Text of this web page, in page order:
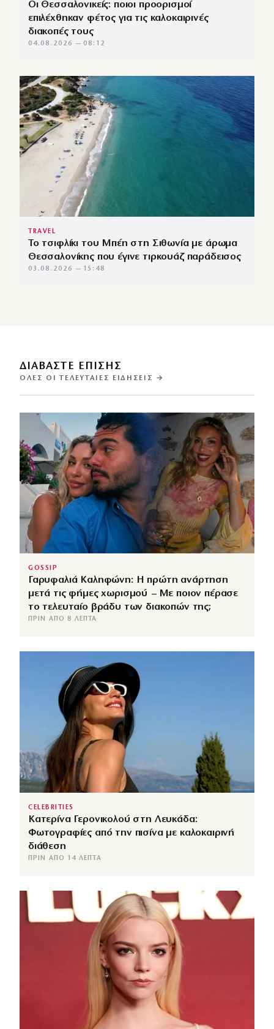
Οι Θεσσαλονικείς: ποιοι προορισμοί
επιλέχθηκαν φέτος για τις καλοκαιρινές
διακοπές τους
04.08.2026 — 08:12
TRAVEL
Το τσιφλίκι του Μπέη στη Σιθωνία με άρωμα
Θεσσαλονίκης που έγινε τιρκουάζ παράδεισος
03.08.2026 — 15:48
ΔΙΑΒΑΣΤΕ ΕΠΙΣΗΣ
ΌΛΕΣ ΟΙ ΤΕΛΕΥΤΑΊΕΣ ΕΙΔΉΣΕΙΣ →
GOSSIP
Γαρυφαλιά Καληφώνη: Η πρώτη ανάρτηση
μετά τις φήμες χωρισμού – Με ποιον πέρασε
το τελευταίο βράδυ των διακοπών της;
ΠΡΙΝ ΑΠΌ 8 ΛΕΠΤΆ
CELEBRITIES
Κατερίνα Γερονικολού στη Λευκάδα:
Φωτογραφίες από την πισίνα με καλοκαιρινή
διάθεση
ΠΡΙΝ ΑΠΌ 14 ΛΕΠΤΆ